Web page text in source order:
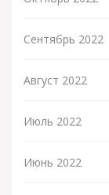
Сентябрь 2022
Август 2022
Июль 2022
Июнь 2022